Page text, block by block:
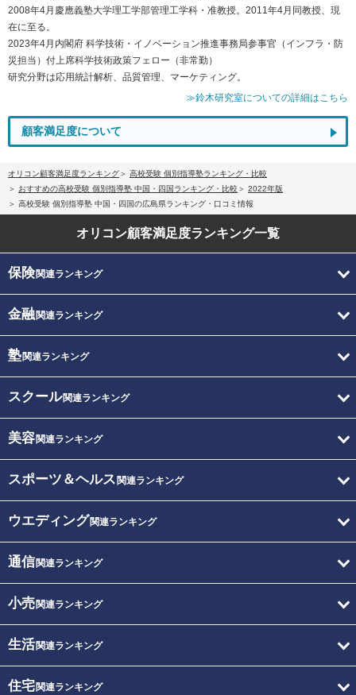
2008年4月慶應義塾大学理工学部管理工学科・准教授。2011年4月同教授、現
在に至る。
2023年4月内閣府 科学技術・イノベーション推進事務局参事官（インフラ・防
災担当）付上席科学技術政策フェロー（非常勤）
研究分野は応用統計解析、品質管理、マーケティング。
≫鈴木研究室についての詳細はこちら
顧客満足度について
オリコン顧客満足度ランキング
高校受験 個別指導塾ランキング・比較
おすすめの高校受験 個別指導塾 中国・四国ランキング・比較
2022年版
高校受験 個別指導塾 中国・四国の広島県ランキング・口コミ情報
オリコン顧客満足度ランキング一覧
保険関連ランキング
金融関連ランキング
塾関連ランキング
スクール関連ランキング
美容関連ランキング
スポーツ＆ヘルス 関連ランキング
ウエディング関連ランキング
通信関連ランキング
小売関連ランキング
生活関連ランキング
住宅関連ランキング